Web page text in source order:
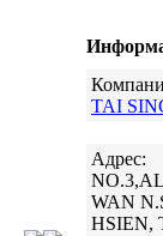
TAI
Адрес:
WAN
HSIEN,